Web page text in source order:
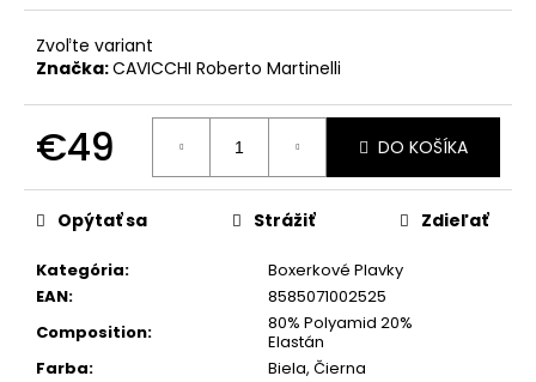
Zvoľte variant
Značka:CAVICCHI Roberto Martinelli
€49 DO KOŠÍKA
Kategória:
Boxerkové Plavky
EAN:
8585071002525
Composition:
80% Polyamid 20%
Elastán
Farba:
Biela, Čierna
Opýtať sa Strážiť Zdieľať